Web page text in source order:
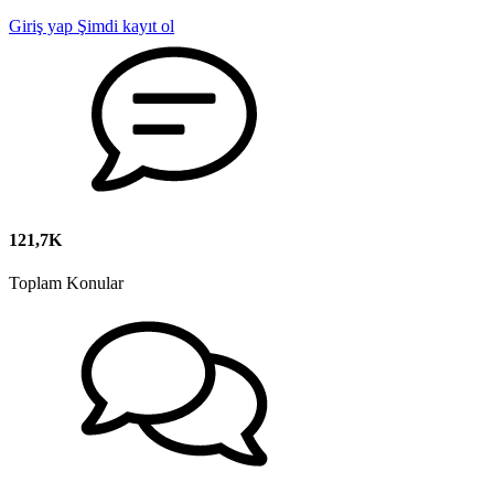
Giriş yap Şimdi kayıt ol
121,7K
Toplam Konular